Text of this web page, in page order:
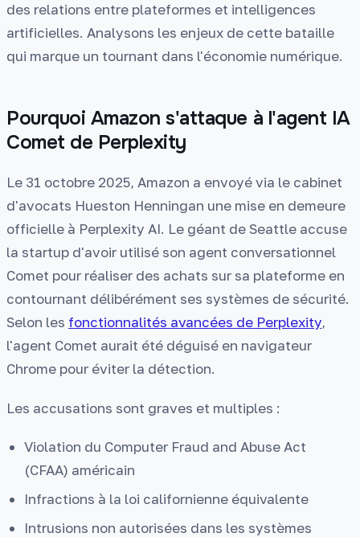
des relations entre plateformes et intelligences
artificielles. Analysons les enjeux de cette bataille
qui marque un tournant dans l'économie numérique.
Pourquoi Amazon s'attaque à l'agent IA
Comet de Perplexity
Le 31 octobre 2025, Amazon a envoyé via le cabinet
d'avocats Hueston Henningan une mise en demeure
officielle à Perplexity AI. Le géant de Seattle accuse
la startup d'avoir utilisé son agent conversationnel
Comet pour réaliser des achats sur sa plateforme en
contournant délibérément ses systèmes de sécurité.
Selon les fonctionnalités avancées de Perplexity,
l'agent Comet aurait été déguisé en navigateur
Chrome pour éviter la détection.
Les accusations sont graves et multiples :
Violation du Computer Fraud and Abuse Act
(CFAA) américain
Infractions à la loi californienne équivalente
Intrusions non autorisées dans les systèmes